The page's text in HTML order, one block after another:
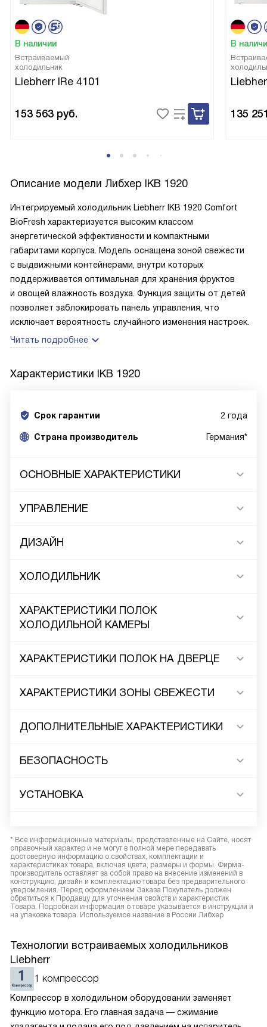
В наличии
Встраиваемый
холодильник
Liebherr IRe 4101
153 563 руб.
В
135
Описание модели Либхер IKB 1920
Интегрируемый холодильник Liebherr IKB 1920 Comfort
BioFresh характеризуется высоким классом
энергетической эффективности и компактными
габаритами корпуса. Модель оснащена зоной свежести
с выдвижными контейнерами, внутри которых
поддерживается оптимальная для хранения фруктов
и овощей влажность воздуха. Функция защиты от детей
позволяет заблокировать панель управления, что
исключает вероятность случайного изменения настроек.
Читать подробнее
Характеристики IKB 1920
Срок гарантии 2 года
Cтрана производитель Германия*
ОСНОВНЫЕ ХАРАКТЕРИСТИКИ
УПРАВЛЕНИЕ
ДИЗАЙН
ХОЛОДИЛЬНИК
ХАРАКТЕРИСТИКИ ПОЛОК
ХОЛОДИЛЬНОЙ КАМЕРЫ
ХАРАКТЕРИСТИКИ ПОЛОК НА ДВЕРЦЕ
ХАРАКТЕРИСТИКИ ЗОНЫ СВЕЖЕСТИ
ДОПОЛНИТЕЛЬНЫЕ ХАРАКТЕРИСТИКИ
БЕЗОПАСНОСТЬ
УСТАНОВКА
* Все информационные материалы, представленные на Сайте, носят
справочный характер и не могут в полной мере передавать
достоверную информацию о свойствах, комплектации и
характеристиках товара, включая цвета, размеры и формы. Фирма-
производитель оставляет за собой право на внесение изменений в
конструкцию, дизайн и комплектацию товара без предварительного
уведомления. Перед оформлением Заказа Покупатель должен
обратиться к Продавцу для уточнения свойств и характеристик
Товара. Подробная информация о товаре указывается в инструкции и
на упаковке товара. Используемое название в России Либхер
Технологии встраиваемых холодильников
Liebherr
1 компрессор
Компрессор в холодильном оборудовании заменяет
функцию мотора. Его главная задача — сжимание